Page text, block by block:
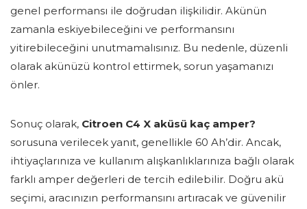
genel performansı ile doğrudan ilişkilidir. Akünün
zamanla eskiyebileceğini ve performansını
yitirebileceğini unutmamalısınız. Bu nedenle, düzenli
olarak akünüzü kontrol ettirmek, sorun yaşamanızı
önler.
Sonuç olarak, Citroen C4 X aküsü kaç amper?
sorusuna verilecek yanıt, genellikle 60 Ah’dir. Ancak,
ihtiyaçlarınıza ve kullanım alışkanlıklarınıza bağlı olarak
farklı amper değerleri de tercih edilebilir. Doğru akü
seçimi, aracınızın performansını artıracak ve güvenilir